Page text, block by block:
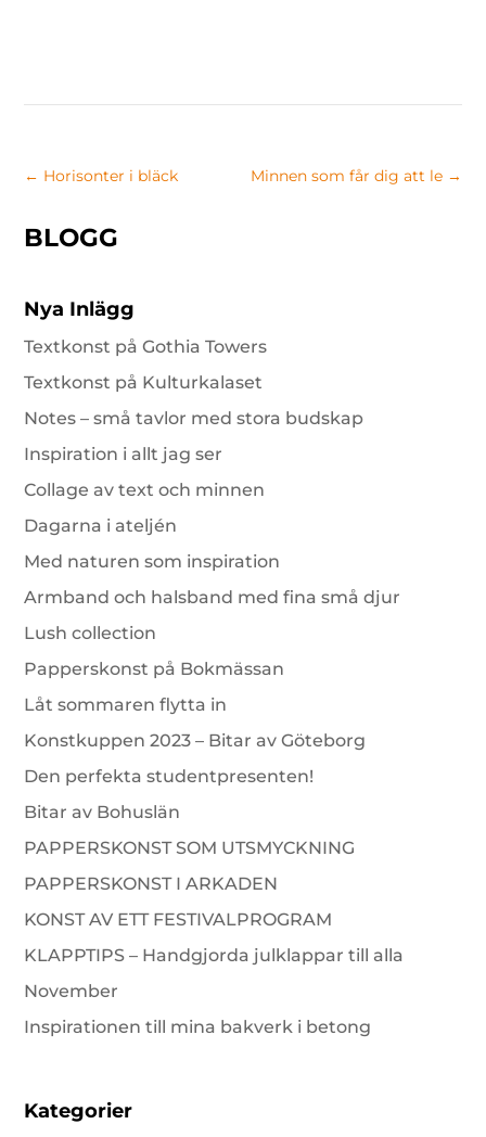
← Horisonter i bläck Minnen som får dig att le→
BLOGG
Nya Inlägg
Textkonst på Gothia Towers
Textkonst på Kulturkalaset
Notes – små tavlor med stora budskap
Inspiration i allt jag ser
Collage av text och minnen
Dagarna i ateljén
Med naturen som inspiration
Armband och halsband med fina små djur
Lush collection
Papperskonst på Bokmässan
Låt sommaren flytta in
Konstkuppen 2023 – Bitar av Göteborg
Den perfekta studentpresenten!
Bitar av Bohuslän
PAPPERSKONST SOM UTSMYCKNING
PAPPERSKONST I ARKADEN
KONST AV ETT FESTIVALPROGRAM
KLAPPTIPS – Handgjorda julklappar till alla
November
Inspirationen till mina bakverk i betong
Kategorier